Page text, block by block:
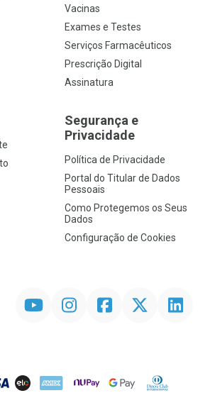
Vacinas
Exames e Testes
Serviços Farmacêuticos
Prescrição Digital
Assinatura
Segurança e
Privacidade
Política de Privacidade
Portal do Titular de Dados
Pessoais
Como Protegemos os Seus
Dados
Configuração de Cookies
InstagramFacebook Linkedin
ELO AMEX NuPay Google PayDiners Club